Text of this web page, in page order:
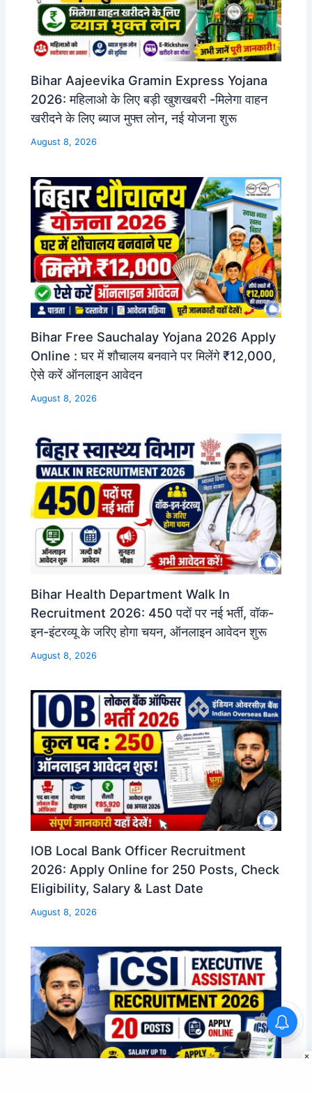
Bihar Aajeevika Gramin Express Yojana
2026: महिलाओ के लिए बड़ी खुशखबरी -मिलेगा वाहन
खरीदने के लिए ब्याज मुफ्त लोन, नई योजना शुरू
August 8, 2026
Bihar Free Sauchalay Yojana 2026 Apply
Online : घर में शौचालय बनवाने पर मिलेंगे ₹12,000,
ऐसे करें ऑनलाइन आवेदन
August 8, 2026
Bihar Health Department Walk In
Recruitment 2026: 450 पदों पर नई भर्ती, वॉक-
इन-इंटरव्यू के जरिए होगा चयन, ऑनलाइन आवेदन शुरू
August 8, 2026
IOB Local Bank Officer Recruitment
2026: Apply Online for 250 Posts, Check
Eligibility, Salary & Last Date
August 8, 2026
Bihar DElEd Counselling 2026:
Online Application, Choice
Filling & College Allotment